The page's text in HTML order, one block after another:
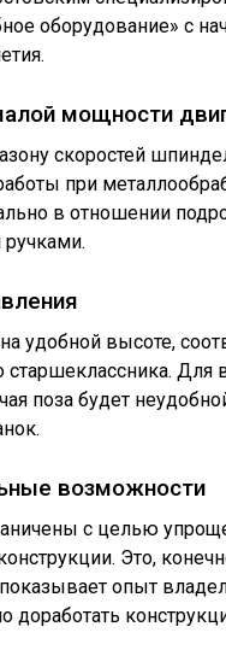
оборудование» с
мощности
скоростей
при
в отношении
удобной высоте,
старшеклассника. Для
поза будет
возможности
с целью
Это,
опыт
доработать